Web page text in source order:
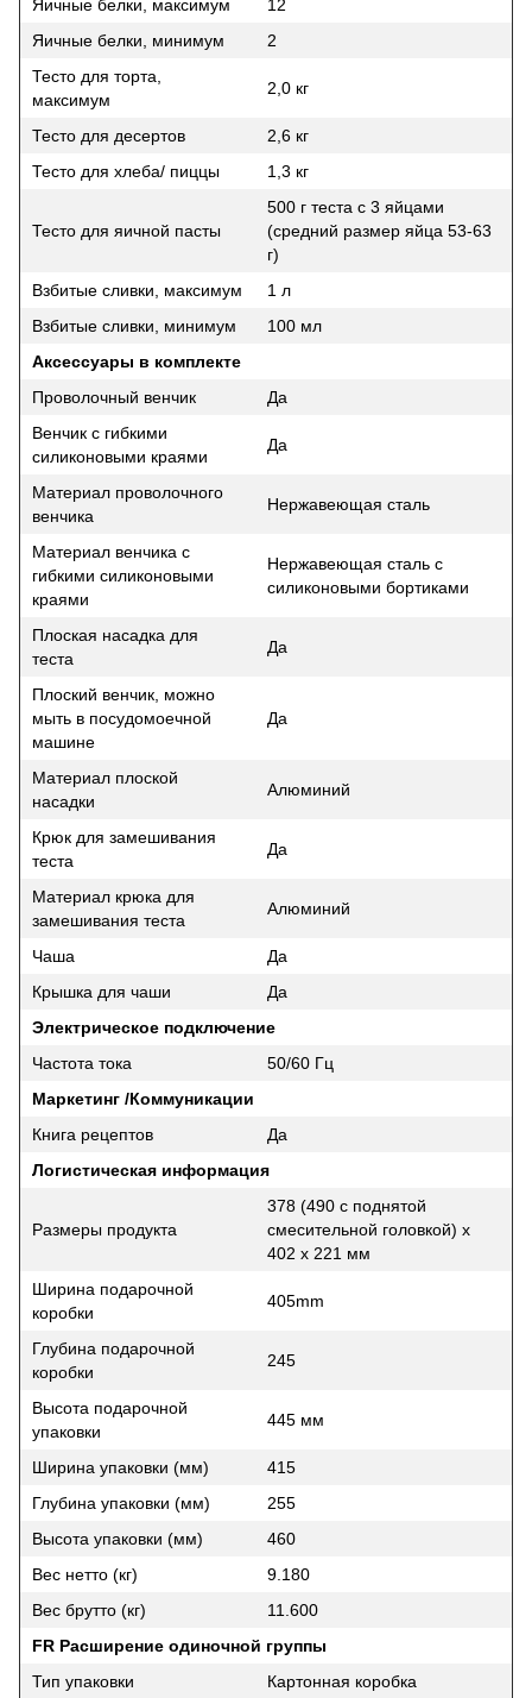
Яичные белки, максимум
12
Яичные белки, минимум
2
Тесто для торта,
максимум
2,0 кг
Тесто для десертов
2,6 кг
Тесто для хлеба/ пиццы
1,3 кг
Тесто для яичной пасты
500 г теста с 3 яйцами
(средний размер яйца 53-63
г)
Взбитые сливки, максимум
1 л
Взбитые сливки, минимум
100 мл
Аксессуары в комплекте
Проволочный венчик
Да
Венчик с гибкими
силиконовыми краями
Да
Материал проволочного
венчика
Нержавеющая сталь
Материал венчика с
гибкими силиконовыми
краями
Нержавеющая сталь с
силиконовыми бортиками
Плоская насадка для
теста
Да
Плоский венчик, можно
мыть в посудомоечной
машине
Да
Материал плоской
насадки
Алюминий
Крюк для замешивания
теста
Да
Материал крюка для
замешивания теста
Алюминий
Чаша
Да
Крышка для чаши
Да
Электрическое подключение
Частота тока
50/60 Гц
Маркетинг /Коммуникации
Книга рецептов
Да
Логистическая информация
Размеры продукта
378 (490 с поднятой
смесительной головкой) x
402 x 221 мм
Ширина подарочной
коробки
405mm
Глубина подарочной
коробки
245
Высота подарочной
упаковки
445 мм
Ширина упаковки (мм)
415
Глубина упаковки (мм)
255
Высота упаковки (мм)
460
Вес нетто (кг)
9.180
Вес брутто (кг)
11.600
FR Расширение одиночной группы
Тип упаковки
Картонная коробка